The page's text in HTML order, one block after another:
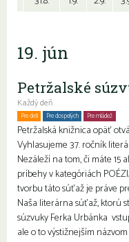
19. jún
Petržalské
Každý deň
Pre deti Pre dospelých Pre mládež
Petržalská knižnica opäť
Vyhlasujeme 37. ročník
Nezáleží na tom, či máte 15
príbehy v kategóriách
tvorbu táto súťaž je práve
Naša literárna súťaž, ktorú
súzvuky Ferka Urbánka
ale o to výstižnejším názvom